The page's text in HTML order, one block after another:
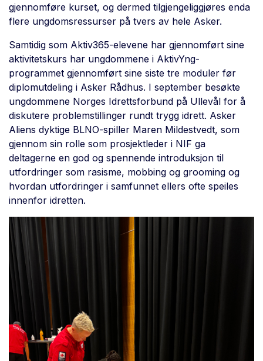
gjennomføre kurset, og dermed tilgjengeliggjøres enda
flere ungdomsressurser på tvers av hele Asker.
Samtidig som Aktiv365-elevene har gjennomført sine
aktivitetskurs har ungdommene i AktivYng-
programmet gjennomført sine siste tre moduler før
diplomutdeling i Asker Rådhus. I september besøkte
ungdommene Norges Idrettsforbund på Ullevål for å
diskutere problemstillinger rundt trygg idrett. Asker
Aliens dyktige BLNO-spiller Maren Mildestvedt, som
gjennom sin rolle som prosjektleder i NIF ga
deltagerne en god og spennende introduksjon til
utfordringer som rasisme, mobbing og grooming og
hvordan utfordringer i samfunnet ellers ofte speiles
innenfor idretten.